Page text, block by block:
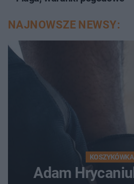
NAJNOWSZE NEWSY:
KOSZYKÓWKA
Adam